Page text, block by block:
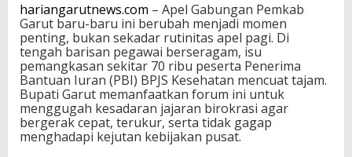
hariangarutnews.com – Apel Gabungan Pemkab
Garut baru-baru ini berubah menjadi momen
penting, bukan sekadar rutinitas apel pagi. Di
tengah barisan pegawai berseragam, isu
pemangkasan sekitar 70 ribu peserta Penerima
Bantuan Iuran (PBI) BPJS Kesehatan mencuat tajam.
Bupati Garut memanfaatkan forum ini untuk
menggugah kesadaran jajaran birokrasi agar
bergerak cepat, terukur, serta tidak gagap
menghadapi kejutan kebijakan pusat.